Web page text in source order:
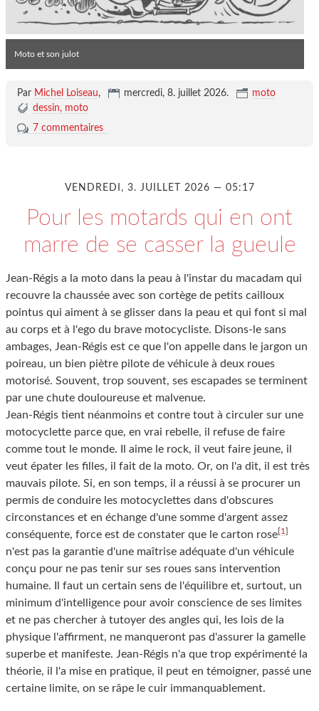
Moto et son julot
Par Michel Loiseau, mercredi, 8. juillet 2026.
moto
dessin
moto
7 commentaires
VENDREDI, 3. JUILLET 2026 — 05:17
Pour les motards qui en ont
marre de se casser la gueule
Jean-Régis a la moto dans la peau à l'instar du macadam qui
recouvre la chaussée avec son cortège de petits cailloux
pointus qui aiment à se glisser dans la peau et qui font si mal
au corps et à l'ego du brave motocycliste. Disons-le sans
ambages, Jean-Régis est ce que l'on appelle dans le jargon un
poireau, un bien piètre pilote de véhicule à deux roues
motorisé. Souvent, trop souvent, ses escapades se terminent
par une chute douloureuse et malvenue.
Jean-Régis tient néanmoins et contre tout à circuler sur une
motocyclette parce que, en vrai rebelle, il refuse de faire
comme tout le monde. Il aime le rock, il veut faire jeune, il
veut épater les filles, il fait de la moto. Or, on l'a dit, il est très
mauvais pilote. Si, en son temps, il a réussi à se procurer un
permis de conduire les motocyclettes dans d'obscures
circonstances et en échange d'une somme d'argent assez
conséquente, force est de constater que le carton rose[1]
n'est pas la garantie d'une maîtrise adéquate d'un véhicule
conçu pour ne pas tenir sur ses roues sans intervention
humaine. Il faut un certain sens de l'équilibre et, surtout, un
minimum d'intelligence pour avoir conscience de ses limites
et ne pas chercher à tutoyer des angles qui, les lois de la
physique l'affirment, ne manqueront pas d'assurer la gamelle
superbe et manifeste. Jean-Régis n'a que trop expérimenté la
théorie, il l'a mise en pratique, il peut en témoigner, passé une
certaine limite, on se râpe le cuir immanquablement.